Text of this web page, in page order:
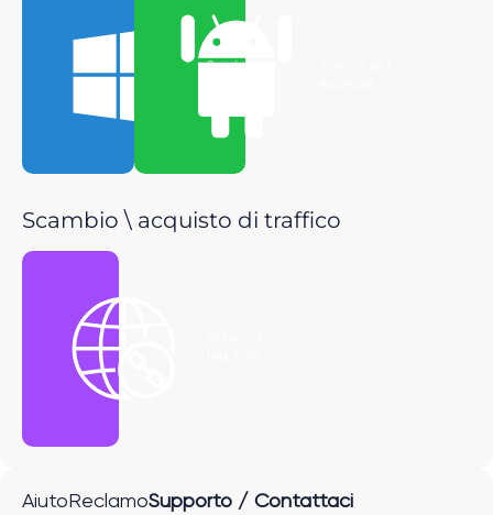
Scarica per
Scambio \ acquisto di traffico
Aiuto ReclamoSupporto / Contattaci